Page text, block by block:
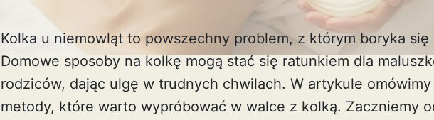
Kolka u niemowląt to powszechny problem, z którym boryka
Domowe sposoby na kolkę mogą stać się ratunkiem dla
rodziców, dając ulgę w trudnych chwilach. W artykule
metody, które warto wypróbować w walce z kolką. Zaczniemy